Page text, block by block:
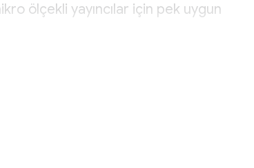
ölçekli yayıncılar için pek uygun